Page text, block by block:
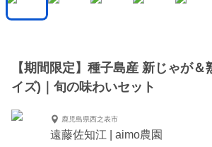
【期間限定】種子島産 新じゃが
イズ)｜旬の味わいセット
鹿児島県西之表市
遠藤佐知江 | aimo農園